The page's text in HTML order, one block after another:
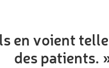
en voient
des patients.